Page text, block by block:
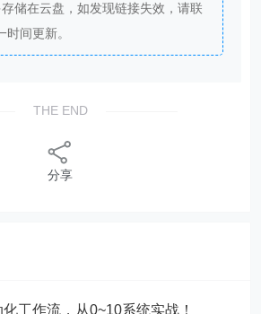
储在云盘，如发现链接失效，请联
间更新。
THE END
分享
工作流，从0~10系统实战！